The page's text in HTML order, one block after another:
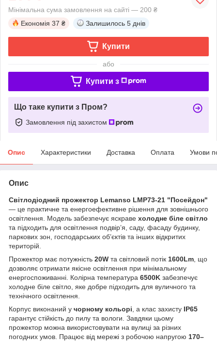
Мінімальна сума замовлення на сайті — 200 ₴
Економія 37 ₴ Залишилось 5 днів
Купити
або
Купити з
Що таке купити з Пром?
Замовлення під захистом
Опис Характеристики Доставка Оплата Умови
Опис
Світлодіодний прожектор Lemanso LMP73-21 "Посейдон"
— це практичне та енергоефективне рішення для зовнішнього
освітлення. Модель забезпечує яскраве холодне біле світло
та підходить для освітлення подвір’я, саду, фасаду будинку,
паркових зон, господарських об’єктів та інших відкритих
територій.
Прожектор має потужність 20W та світловий потік 1600Lm , що
дозволяє отримати якісне освітлення при мінімальному
енергоспоживанні. Колірна температура 6500K забезпечує
холодне біле світло, яке добре підходить для вуличного та
технічного освітлення.
Корпус виконаний у чорному кольорі , а клас захисту IP65
гарантує стійкість до пилу та вологи. Завдяки цьому
прожектор можна використовувати на вулиці за різних
погодних умов. Працює від мережі з робочою напругою 170–